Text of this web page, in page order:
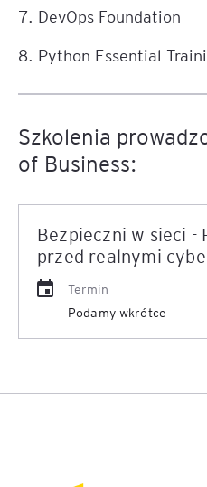
7. DevOps Foundation
8. Python Essential
Szkolenia
of Business:
Bezpieczni w sieci -
przed realnymi
Termin
Podamy wkrótce